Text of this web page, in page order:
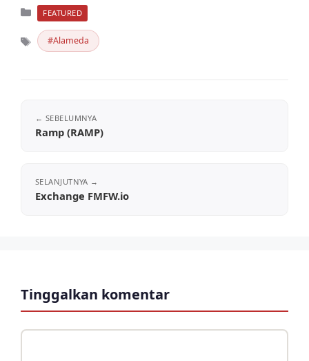
Kategori
FEATURED
Tag Alameda
Ramp (RAMP)
Exchange FMFW.io
Tinggalkan komentar
Komentar
Nama
Surel
Situs